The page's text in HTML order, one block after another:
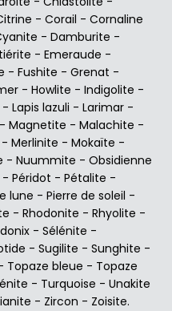
- Corail - Cornaline
- Damburite -
- Emeraude -
- Fushite - Grenat -
- Howlite - Indigolite -
- Lapis lazuli - Larimar -
- Magnetite - Malachite -
- Merlinite - Mokaïte -
- Nuummite - Obsidienne
- Péridot - Pétalite -
lune - Pierre de soleil -
- Rhodonite - Rhyolite -
- Sélénite -
- Sugilite - Sunghite -
Topaze bleue - Topaze
- Turquoise - Unakite
- Zircon - Zoisite.